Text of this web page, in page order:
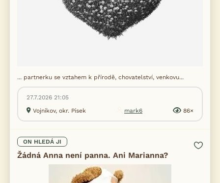
... partnerku se vztahem k přírodě, chovatelství, venkovu...
27.7.2026 21:05
Vojníkov, okr. Písek
mark6 86×
ON HLEDÁ JI
Žádná Anna není panna. Ani Marianna?